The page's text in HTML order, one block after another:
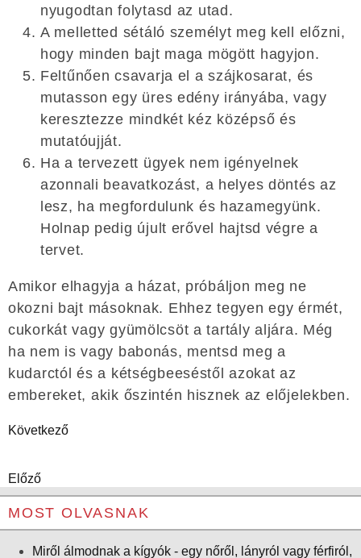
nyugodtan folytasd az utad.
A melletted sétáló személyt meg kell előzni,
hogy minden bajt maga mögött hagyjon.
Feltűnően csavarja el a szájkosarat, és
mutasson egy üres edény irányába, vagy
keresztezze mindkét kéz középső és
mutatóujját.
Ha a tervezett ügyek nem igényelnek
azonnali beavatkozást, a helyes döntés az
lesz, ha megfordulunk és hazamegyünk.
Holnap pedig újult erővel hajtsd végre a
tervet.
Amikor elhagyja a házat, próbáljon meg ne
okozni bajt másoknak. Ehhez tegyen egy érmét,
cukorkát vagy gyümölcsöt a tartály aljára. Még
ha nem is vagy babonás, mentsd meg a
kudarctól és a kétségbeeséstől azokat az
embereket, akik őszintén hisznek az előjelekben.
Következő
Előző
MOST OLVASNAK
Miről álmodnak a kígyók - egy nőről, lányról vagy férfiról,